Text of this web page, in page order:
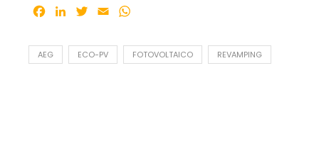
Facebook
LinkedInTwitter
Email
AEG ECO-PV FOTOVOLTAICO REVAMPING